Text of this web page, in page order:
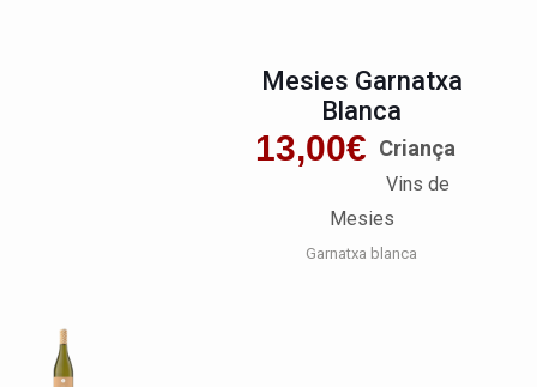
Mesies Garnatxa
Blanca
13,00€ Criança
Vins de
Mesies
Garnatxa blanca